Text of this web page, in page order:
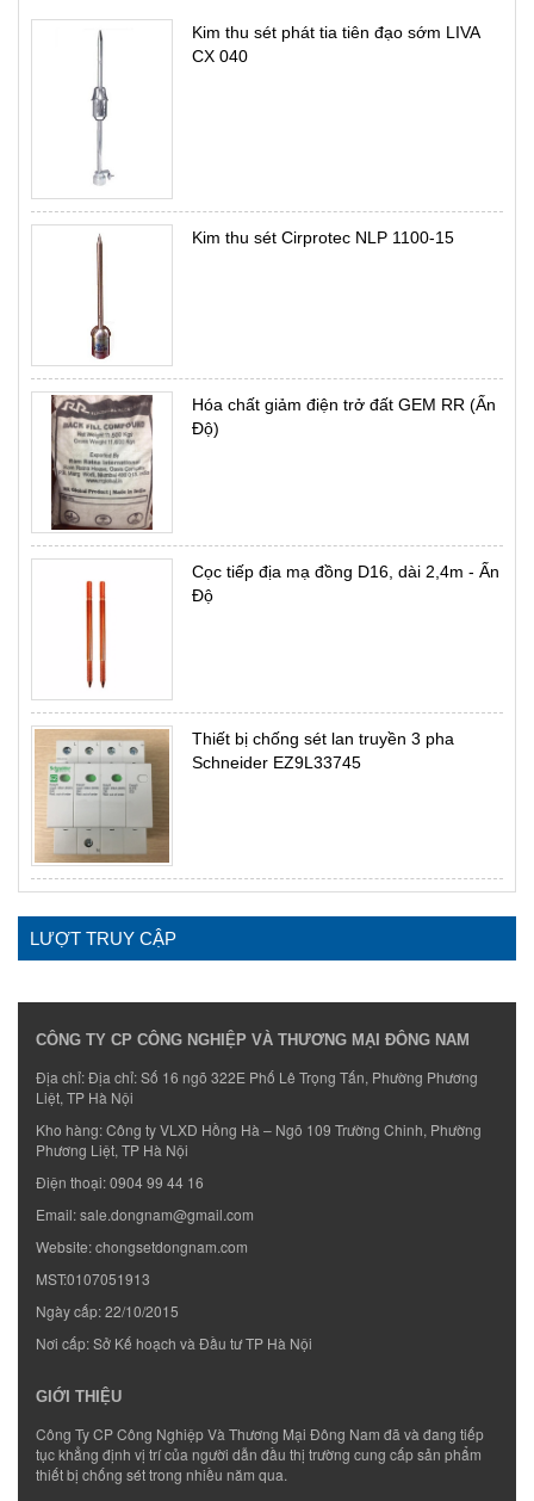
Kim thu sét phát tia tiên đạo sớm LIVA
CX 040
Kim thu sét Cirprotec NLP 1100-15
Hóa chất giảm điện trở đất GEM RR (Ấn
Độ)
Cọc tiếp địa mạ đồng D16, dài 2,4m - Ấn
Độ
Thiết bị chống sét lan truyền 3 pha
Schneider EZ9L33745
LƯỢT TRUY CẬP
CÔNG TY CP CÔNG NGHIỆP VÀ THƯƠNG MẠI ĐÔNG NAM
Địa chỉ: Địa chỉ: Số 16 ngõ 322E Phố Lê Trọng Tấn, Phường Phương
Liệt, TP Hà Nội
Kho hàng: Công ty VLXD Hồng Hà – Ngõ 109 Trường Chinh, Phường
Phương Liệt, TP Hà Nội
Điện thoại:0904 99 44 16
Email:sale.dongnam@gmail.com
Website:chongsetdongnam.com
MST:0107051913
Ngày cấp: 22/10/2015
Nơi cấp: Sở Kế hoạch và Đầu tư TP Hà Nội
GIỚI THIỆU
Công Ty CP Công Nghiệp Và Thương Mại Đông Nam đã và đang tiếp
tục khẳng định vị trí của người dẫn đầu thị trường cung cấp sản phẩm
thiết bị chống sét trong nhiều năm qua.